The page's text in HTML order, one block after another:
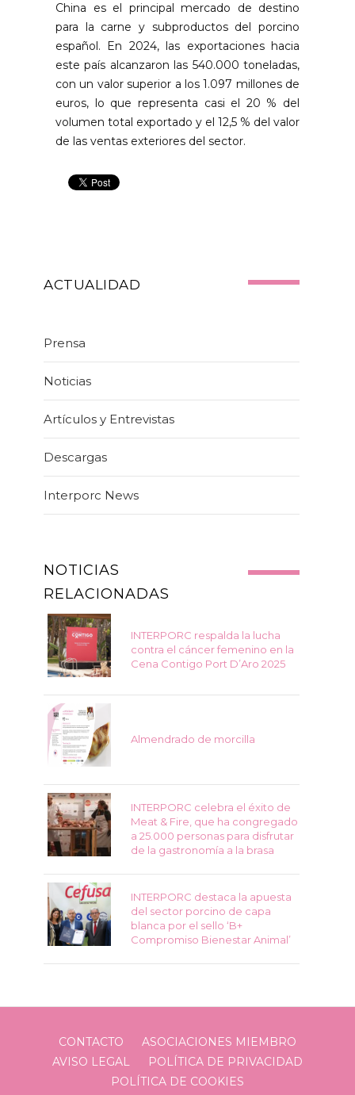
China es el principal mercado de destino
para la carne y subproductos del porcino
español. En 2024, las exportaciones hacia
este país alcanzaron las 540.000 toneladas,
con un valor superior a los 1.097 millones de
euros, lo que representa casi el 20 % del
volumen total exportado y el 12,5 % del valor
de las ventas exteriores del sector.
ACTUALIDAD
Prensa
Noticias
Artículos y Entrevistas
Descargas
Interporc News
NOTICIAS
RELACIONADAS
INTERPORC respalda la lucha
contra el cáncer femenino en la
Cena Contigo Port D’Aro 2025
Almendrado de morcilla
INTERPORC celebra el éxito de
Meat & Fire, que ha congregado
a 25.000 personas para disfrutar
de la gastronomía a la brasa
INTERPORC destaca la apuesta
del sector porcino de capa
blanca por el sello ‘B+
Compromiso Bienestar Animal’
CONTACTO
ASOCIACIONES MIEMBRO
AVISO LEGAL
POLÍTICA DE PRIVACIDAD
POLÍTICA DE COOKIES